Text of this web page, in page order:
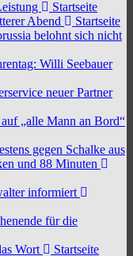
Startseite
Abend
Startseite
belohnt sich nicht
Willi Seebauer
neuer Partner
„alle Mann an Bord“
gegen Schalke aus
und 88 Minuten
informiert
für die
Wort
Startseite